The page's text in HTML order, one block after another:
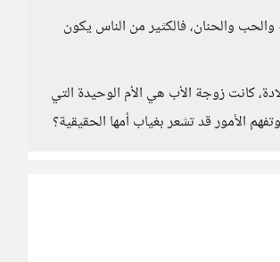
والحنان، فالكثير من الناس يكون
كانت زوجة الأب هي الأم الوحيدة التي
الأمور قد تشعر بغياب أمها الحقيقية؟